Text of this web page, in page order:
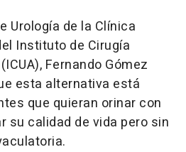
Urología de la Clínica
Instituto de Cirugía
Fernando Gómez
esta alternativa está
que quieran orinar con
su calidad de vida pero sin